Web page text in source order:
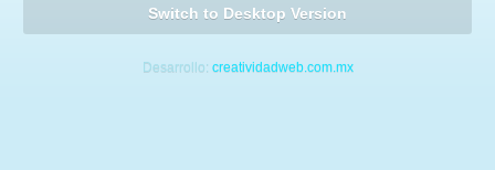
Switch to Desktop Version
Desarrollo: creatividadweb.com.mx